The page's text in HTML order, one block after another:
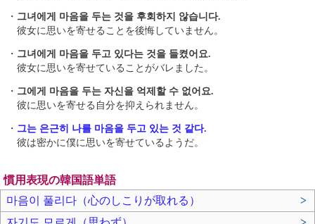
・ 그녀에게 마음을 두는 것을 후회하지 않습니다.
彼女に思いを寄せることを後悔していません。
・ 그녀에게 마음을 두고 있다는 것을 들켰어요.
彼女に思いを寄せていることがバレました。
・ 그에게 마음을 두는 자신을 억제할 수 없어요.
彼に思いを寄せる自分を抑えられません。
・ 그는 은근히 나를 마음을 두고 있는 것 같다.
彼は密かに僕に思いを寄せているようだ。
慣用表現の韓国語単語
마음이 풀리다（心のしこりが取れる）
>